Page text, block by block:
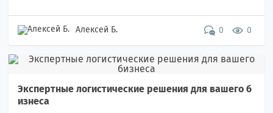
Алексей Б. 0 0
Экспертные логистические решения для вашего б
изнеса